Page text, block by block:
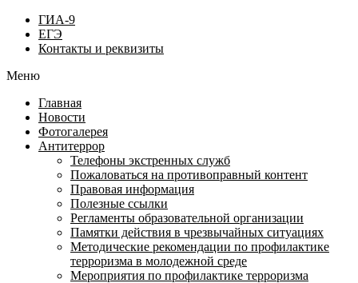
ГИА-9
ЕГЭ
Контакты и реквизиты
Меню
Главная
Новости
Фотогалерея
Антитеррор
Телефоны экстренных служб
Пожаловаться на противоправный контент
Правовая информация
Полезные ссылки
Регламенты образовательной организации
Памятки действия в чрезвычайных ситуациях
Методические рекомендации по профилактике
терроризма в молодежной среде
Мероприятия по профилактике терроризма